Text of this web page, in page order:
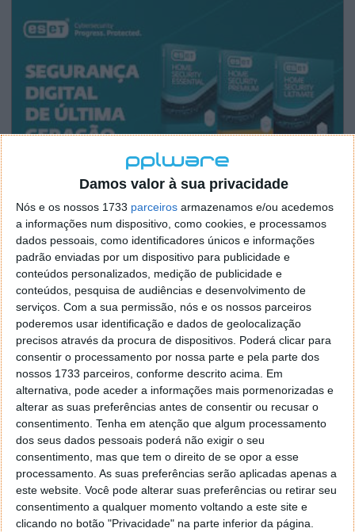
Damos valor à sua privacidade
Nós e os nossos 1733 parceiros armazenamos e/ou acedemos
a informações num dispositivo, como cookies, e processamos
dados pessoais, como identificadores únicos e informações
padrão enviadas por um dispositivo para publicidade e
conteúdos personalizados, medição de publicidade e
conteúdos, pesquisa de audiências e desenvolvimento de
serviços. Com a sua permissão, nós e os nossos parceiros
poderemos usar identificação e dados de geolocalização
precisos através da procura de dispositivos. Poderá clicar para
consentir o processamento por nossa parte e pela parte dos
nossos 1733 parceiros, conforme descrito acima. Em
alternativa, pode aceder a informações mais pormenorizadas e
alterar as suas preferências antes de consentir ou recusar o
consentimento. Tenha em atenção que algum processamento
dos seus dados pessoais poderá não exigir o seu
consentimento, mas que tem o direito de se opor a esse
processamento. As suas preferências serão aplicadas apenas a
este website. Você pode alterar suas preferências ou retirar seu
consentimento a qualquer momento voltando a este site e
clicando no botão "Privacidade" na parte inferior da página.